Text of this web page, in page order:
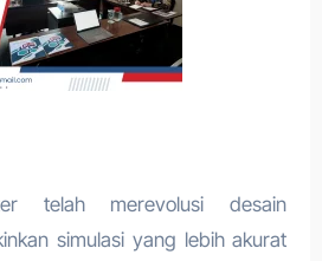
telah merevolusi desain
simulasi yang lebih akurat